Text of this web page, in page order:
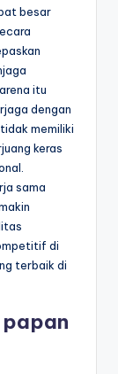
besar
itu
dengan
memiliki
keras
sama
di
terbaik di
papan